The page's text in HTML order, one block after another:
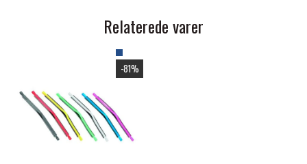
PREMIER EQUINE GROOMING & STALD
PREMIER EQUINE RYTTER
MUSTAD
PHARMACARE
Relaterede varer
-81%